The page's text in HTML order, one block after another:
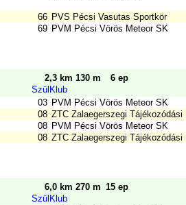
66 PVS Pécsi Vasutas Sportkör
69 PVM Pécsi Vörös Meteor SK
2,3 km 130 m
6 ep
Szül Klub
03 PVM Pécsi Vörös Meteor SK
08 ZTC Zalaegerszegi Tájékozódási
08 PVM Pécsi Vörös Meteor SK
08 ZTC Zalaegerszegi Tájékozódási
6,0 km 270 m 15 ep
Szül Klub